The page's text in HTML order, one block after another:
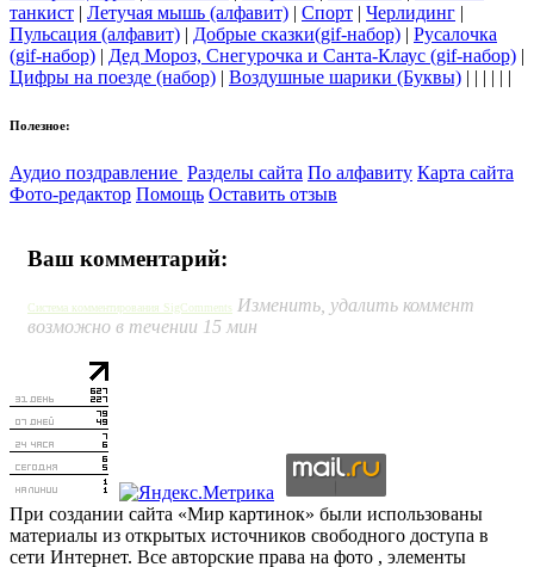
танкист | Летучая мышь (алфавит) | Спорт | Черлидинг |
Пульсация (алфавит) | Добрые сказки(gif-набор) | Русалочка
(gif-набор) | Дед Мороз, Снегурочка и Санта-Клаус (gif-набор) |
Цифры на поезде (набор) | Воздушные шарики (Буквы) | | | | | |
Полезное:
Аудио поздравление Разделы сайта По алфавиту Карта сайта
Фото-редактор Помощь Оставить отзыв
Ваш комментарий:
Система комментирования SigComments Изменить, удалить коммент
возможно в течении 15 мин
При создании сайта «Мир картинок» были использованы
материалы из открытых источников свободного доступа в
сети Интернет. Все авторские права на фото , элементы